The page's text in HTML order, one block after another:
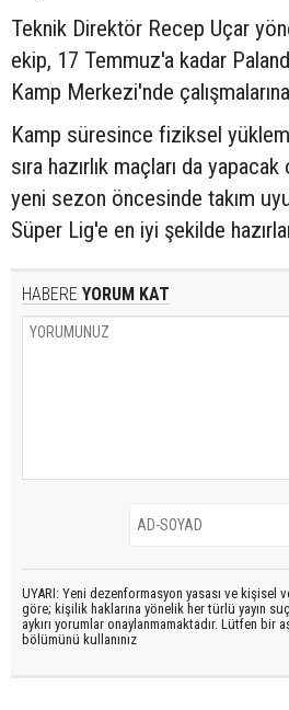
Teknik Direktör Recep Uçar
ekip, 17 Temmuz'a kadar
Kamp Merkezi'nde
Kamp süresince fiziksel yükleme
sıra hazırlık maçları da
yeni sezon öncesinde takım
Süper Lig'e en iyi şekilde
HABERE YORUM KAT
UYARI: Yeni dezenformasyon yasası ve kişisel
göre; kişilik haklarına yönelik her türlü yayın
aykırı yorumlar onaylanmamaktadır. Lütfen bir
bölümünü kullanınız